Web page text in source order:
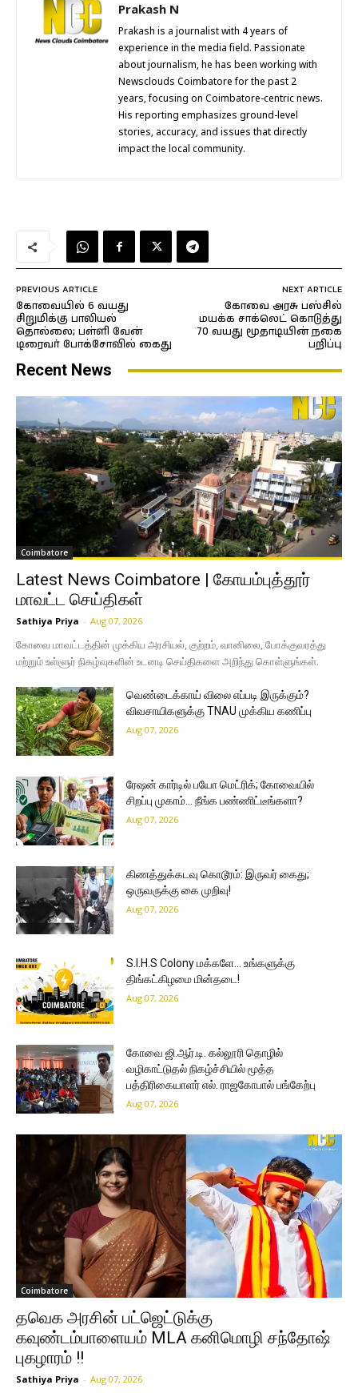
Prakash N
Prakash is a journalist with 4 years of
experience in the media field. Passionate
about journalism, he has been working with
Newsclouds Coimbatore for the past 2
years, focusing on Coimbatore-centric news.
His reporting emphasizes ground-level
stories, accuracy, and issues that directly
impact the local community.
PREVIOUS ARTICLE
கோவையில் 6 வயது
சிறுமிக்கு பாலியல்
தொல்லை; பள்ளி வேன்
டிரைவர் போக்சோவில் கைது
NEXT ARTICLE
கோவை அரசு பஸ்சில்
மயக்க சாக்லெட் கொடுத்து
70 வயது மூதாடியின் நகை
பறிப்பு
Recent News
Coimbatore
Latest News Coimbatore | கோயம்புத்தூர்
மாவட்ட செய்திகள்
Sathiya Priya - Aug 07, 2026
கோவை மாவட்டத்தின் முக்கிய அரசியல், குற்றம், வானிலை, போக்குவரத்து
மற்றும் உள்ளூர் நிகழ்வுகளின் உடனடி செய்திகளை அறிந்து கொள்ளுங்கள்.
வெண்டைக்காய் விலை எப்படி இருக்கும்?
விவசாயிகளுக்கு TNAU முக்கிய கணிப்பு
Aug 07, 2026
ரேஷன் கார்டில் பயோ மெட்ரிக்; கோவையில்
சிறப்பு முகாம்… நீங்க பண்ணிட்டீங்களா?
Aug 07, 2026
கிணத்துக்கடவு கொடூரம்: இருவர் கைது;
ஒருவருக்கு கை முறிவு!
Aug 07, 2026
S.I.H.S Colony மக்களே… உங்களுக்கு
திங்கட்கிழமை மின்தடை!
Aug 07, 2026
கோவை ஜி.ஆர்.டி. கல்லூரி தொழில்
வழிகாட்டுதல் நிகழ்ச்சியில் மூத்த
பத்திரிகையாளர் எல். ராஜகோபால் பங்கேற்பு
Aug 07, 2026
Coimbatore
தவெக அரசின் பட்ஜெட்டுக்கு
கவுண்டம்பாளையம் MLA கனிமொழி சந்தோஷ்
புகழாரம் !!
Sathiya Priya - Aug 07, 2026